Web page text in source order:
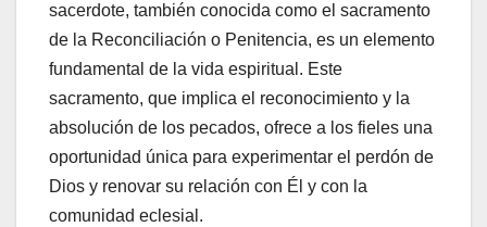
sacerdote, también conocida como el sacramento
de la Reconciliación o Penitencia, es un elemento
fundamental de la vida espiritual. Este
sacramento, que implica el reconocimiento y la
absolución de los pecados, ofrece a los fieles una
oportunidad única para experimentar el perdón de
Dios y renovar su relación con Él y con la
comunidad eclesial.